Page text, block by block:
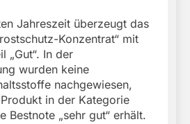
Jahreszeit überzeugt das
Konzentrat“ mit
„Gut“. In der
wurden keine
nachgewiesen,
in der Kategorie
Bestnote „sehr gut“ erhält.